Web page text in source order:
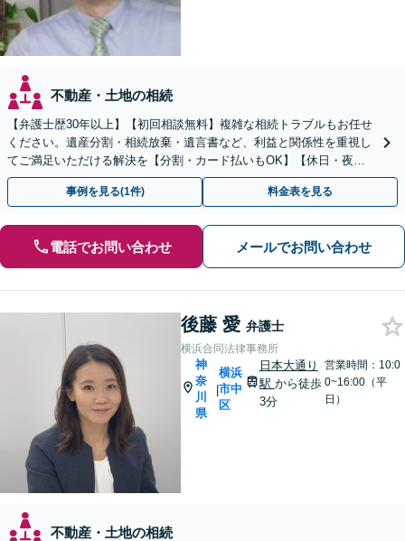
不動産・土地の相続
【弁護士歴30年以上】【初回相談無料】複雑な相続トラブルもお任せ
ください。遺産分割・相続放棄・遺言書など、利益と関係性を重視し
てご満足いただける解決を【分割・カード払いもOK】【休日・夜間
面談可】【電話・メール・ビデオ面談可】【関内駅4分】
事例を見る(1件) 料金表を見る
電話でお問い合わせ メールでお問い合わせ
後藤 愛 弁護士
横浜合同法律事務所
神
奈
川
県
|
横浜
市中
区
日本大通り
駅 から徒歩
3分
営業時間：10:0
0~16:00（平
日）
不動産・土地の相続